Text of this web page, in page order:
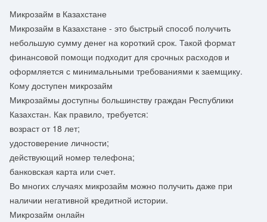
Микрозайм в Казахстане
Микрозайм в Казахстане - это быстрый способ получить
небольшую сумму денег на короткий срок. Такой формат
финансовой помощи подходит для срочных расходов и
оформляется с минимальными требованиями к заемщику.
Кому доступен микрозайм
Микрозаймы доступны большинству граждан Республики
Казахстан. Как правило, требуется:
возраст от 18 лет;
удостоверение личности;
действующий номер телефона;
банковская карта или счет.
Во многих случаях микрозайм можно получить даже при
наличии негативной кредитной истории.
Микрозайм онлайн